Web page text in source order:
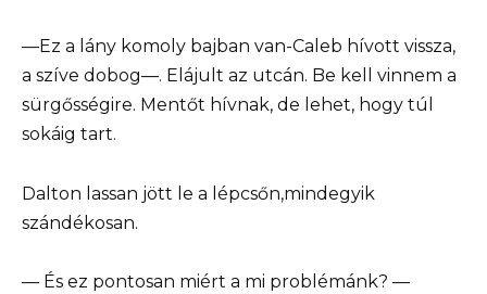
—Ez a lány komoly bajban van-Caleb hívott vissza,
a szíve dobog—. Elájult az utcán. Be kell vinnem a
sürgősségire. Mentőt hívnak, de lehet, hogy túl
sokáig tart.
Dalton lassan jött le a lépcsőn,mindegyik
szándékosan.
— És ez pontosan miért a mi problémánk? —